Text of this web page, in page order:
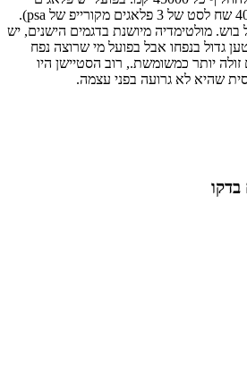
טובים בפחות גם אירידיו (400 שח לסט של 3 פלאגים מקורייפ של psa).
של בוש. מולטימדיה מיושנת בדגמים הישנים, יש
גדול בנפחו אבל בפועל מי שרוצה נפח
יותר כמשומשת., רוב הסטיישן היו
שהיא לא גרועה בפני עצמה.
בדקו